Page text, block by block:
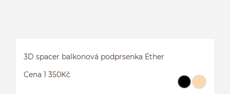
3D spacer balkonová podprsenka Ether
Cena 1 350Kč